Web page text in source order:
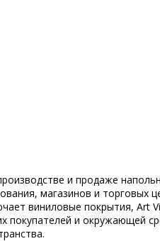
и продаже
магазинов и
виниловые покрытия, Art
покупателей и окружающей